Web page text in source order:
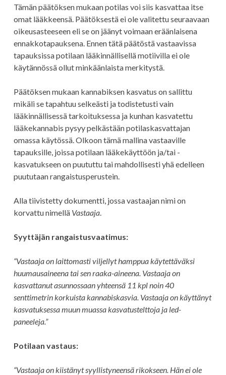
Tämän päätöksen mukaan potilas voi siis kasvattaa itse
omat lääkkeensä. Päätöksestä ei ole valitettu seuraavaan
oikeusasteeseen eli se on jäänyt voimaan eräänlaisena
ennakkotapauksena. Ennen tätä päätöstä vastaavissa
tapauksissa potilaan lääkinnällisellä motiivilla ei ole
käytännössä ollut minkäänlaista merkitystä.
Päätöksen mukaan kannabiksen kasvatus on sallittu
mikäli se tapahtuu selkeästi ja todistetusti vain
lääkinnällisessä tarkoituksessa ja kunhan kasvatettu
lääkekannabis pysyy pelkästään potilaskasvattajan
omassa käytössä. Olkoon tämä mallina vastaaville
tapauksille, joissa potilaan lääkekäyttöön ja/tai -
kasvatukseen on puututtu tai mahdollisesti yhä edelleen
puututaan rangaistusperustein.
Alla tiivistetty dokumentti, jossa vastaajan nimi on
korvattu nimellä Vastaaja.
Syyttäjän rangaistusvaatimus:
“Vastaaja on laittomasti viljellyt hamppua käytettäväksi
huumausaineena tai sen raaka-aineena. Vastaaja on
kasvattanut asunnossaan yhteensä 11 kpl noin 40
senttimetrin korkuista kannabiskasvia. Vastaaja on käyttänyt
kasvatuksessa muun muassa kasvatustelttoja ja led-
paneeleja.”
Potilaan vastaus:
“Vastaaja on kiistänyt syyllistyneensä rikokseen. Hän ei ole